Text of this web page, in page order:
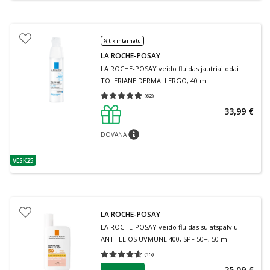
patarimas
VESK25
% tik internetu
LA ROCHE-POSAY
LA ROCHE-POSAY veido fluidas jautriai odai
TOLERIANE DERMALLERGO, 40 ml
(62)
Vidutinis įvertinimas 4.95
DOVANApatarimas
33,99 €
LA ROCHE-POSAY
LA ROCHE-POSAY veido fluidas su atspalviu
ANTHELIOS UVMUNE 400, SPF 50+, 50 ml
(15)
Vidutinis įvertinimas 4.60